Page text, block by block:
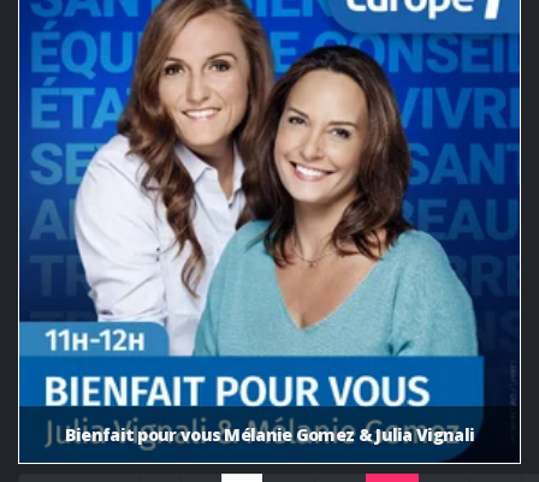
Bienfait pour vous Mélanie Gomez & Julia Vignali